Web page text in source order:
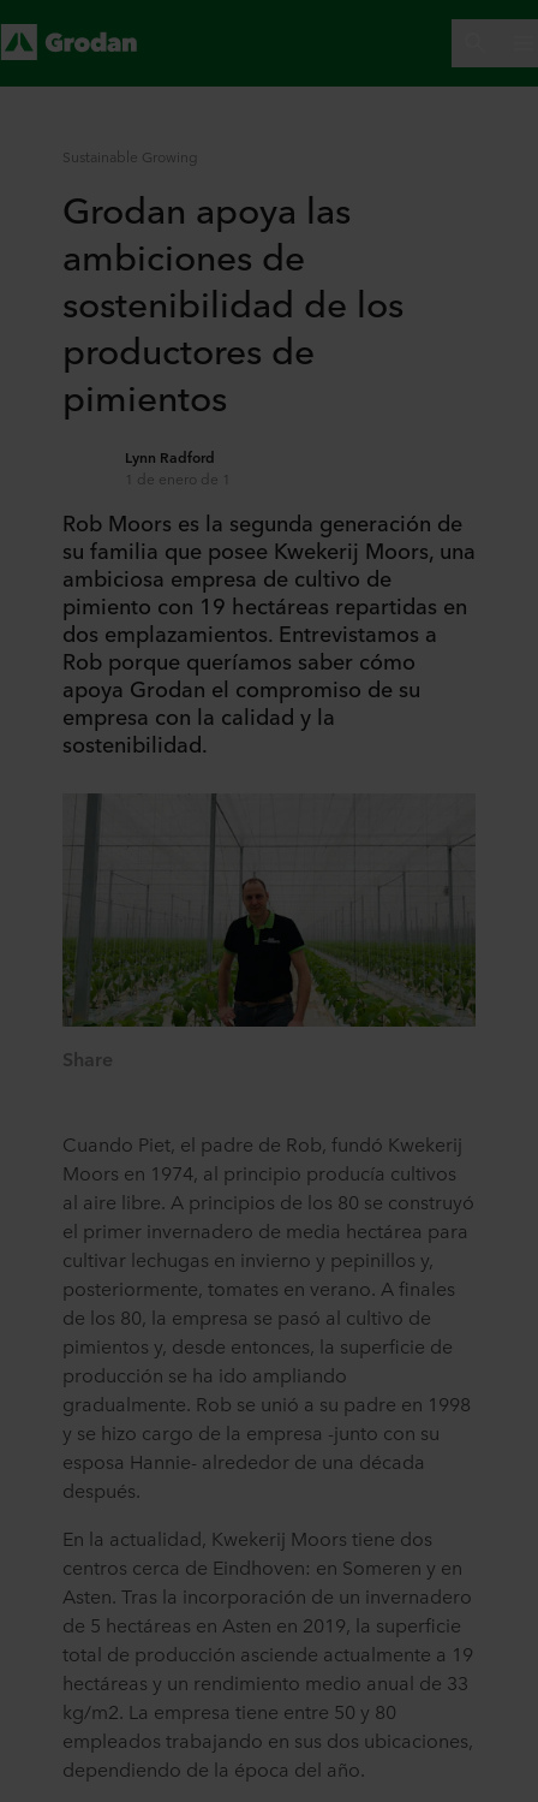
Sustainable Growing
Grodan apoya las
ambiciones de
sostenibilidad de los
productores de
pimientos
Lynn Radford
1 de enero de 1
Rob Moors es la segunda generación de
su familia que posee Kwekerij Moors, una
ambiciosa empresa de cultivo de
pimiento con 19 hectáreas repartidas en
dos emplazamientos. Entrevistamos a
Rob porque queríamos saber cómo
apoya Grodan el compromiso de su
empresa con la calidad y la
sostenibilidad.
Share
Cuando Piet, el padre de Rob, fundó Kwekerij
Moors en 1974, al principio producía cultivos
al aire libre. A principios de los 80 se construyó
el primer invernadero de media hectárea para
cultivar lechugas en invierno y pepinillos y,
posteriormente, tomates en verano. A finales
de los 80, la empresa se pasó al cultivo de
pimientos y, desde entonces, la superficie de
producción se ha ido ampliando
gradualmente. Rob se unió a su padre en 1998
y se hizo cargo de la empresa -junto con su
esposa Hannie- alrededor de una década
después.
En la actualidad, Kwekerij Moors tiene dos
centros cerca de Eindhoven: en Someren y en
Asten. Tras la incorporación de un invernadero
de 5 hectáreas en Asten en 2019, la superficie
total de producción asciende actualmente a 19
hectáreas y un rendimiento medio anual de 33
kg/m2. La empresa tiene entre 50 y 80
empleados trabajando en sus dos ubicaciones,
dependiendo de la época del año.